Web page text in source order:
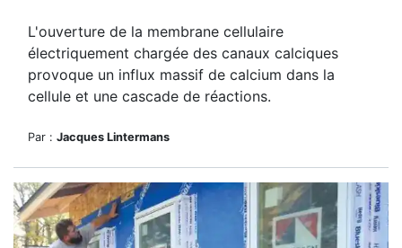
L'ouverture de la membrane cellulaire
électriquement chargée des canaux calciques
provoque un influx massif de calcium dans la
cellule et une cascade de réactions.
Par : Jacques Lintermans